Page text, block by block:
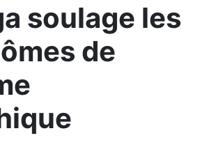
soulage les
de